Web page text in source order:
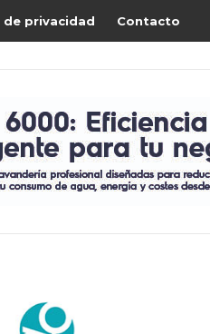
de privacidad Contacto